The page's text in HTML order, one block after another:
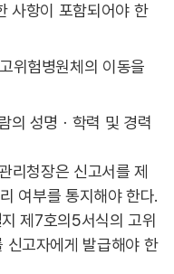
사항이 포함되어야 한
위험병원체의 이동을
의 성명ㆍ학력 및 경력
리청장은 신고서를 제
여부를 통지해야 한다.
제7호의5서식의 고위
신고자에게 발급해야 한